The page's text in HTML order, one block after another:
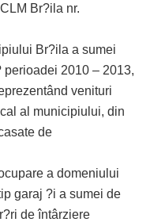
Br?ila nr.
Br?ila a sumei
perioadei 2010 – 2013,
venituri
al municipiului, din
de
a domeniului
garaj ?i a sumei de
de întârziere